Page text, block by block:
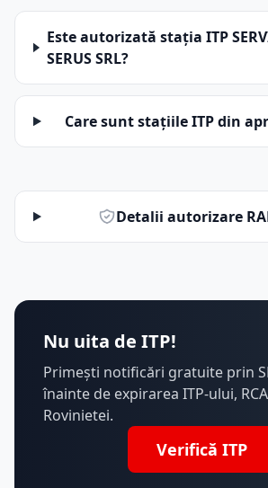
Este autorizată stația ITP
SERUS SRL?
Care sunt stațiile ITP din
Detalii autorizare
Nu uita de ITP!
Primești notificări gratuite prin
înainte de expirarea ITP-ului,
Rovinietei.
Verifică ITP